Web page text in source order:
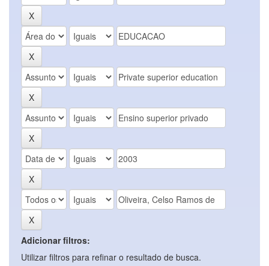
Adicionar filtros:
Utilizar filtros para refinar o resultado de busca.